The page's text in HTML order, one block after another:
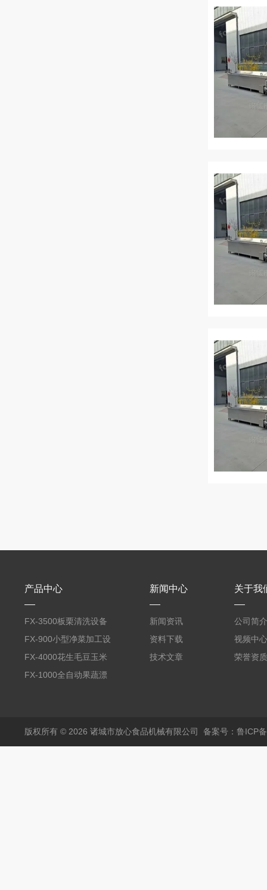
产品中心
FX-3500板栗清洗设备
全自动气泡清洗机
FX-900小型净菜加工设
备野菜清洗机
FX-4000花生毛豆玉米
蒸煮漂烫机
FX-1000全自动果蔬漂
新闻中心
新闻资讯
资料下载
技术文章
关于我
公司简介
视频中心
荣誉资质
版权所有 © 2026 诸城市放心食品机械有限公司 备案号：鲁ICP